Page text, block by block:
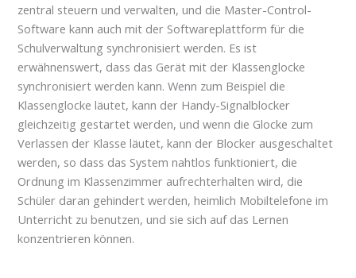
zentral steuern und verwalten, und die Master-Control-
Software kann auch mit der Softwareplattform für die
Schulverwaltung synchronisiert werden. Es ist
erwähnenswert, dass das Gerät mit der Klassenglocke
synchronisiert werden kann. Wenn zum Beispiel die
Klassenglocke läutet, kann der Handy-Signalblocker
gleichzeitig gestartet werden, und wenn die Glocke zum
Verlassen der Klasse läutet, kann der Blocker ausgeschaltet
werden, so dass das System nahtlos funktioniert, die
Ordnung im Klassenzimmer aufrechterhalten wird, die
Schüler daran gehindert werden, heimlich Mobiltelefone im
Unterricht zu benutzen, und sie sich auf das Lernen
konzentrieren können.